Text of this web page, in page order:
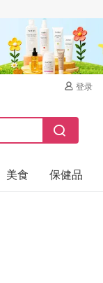
登录
美食 保健品